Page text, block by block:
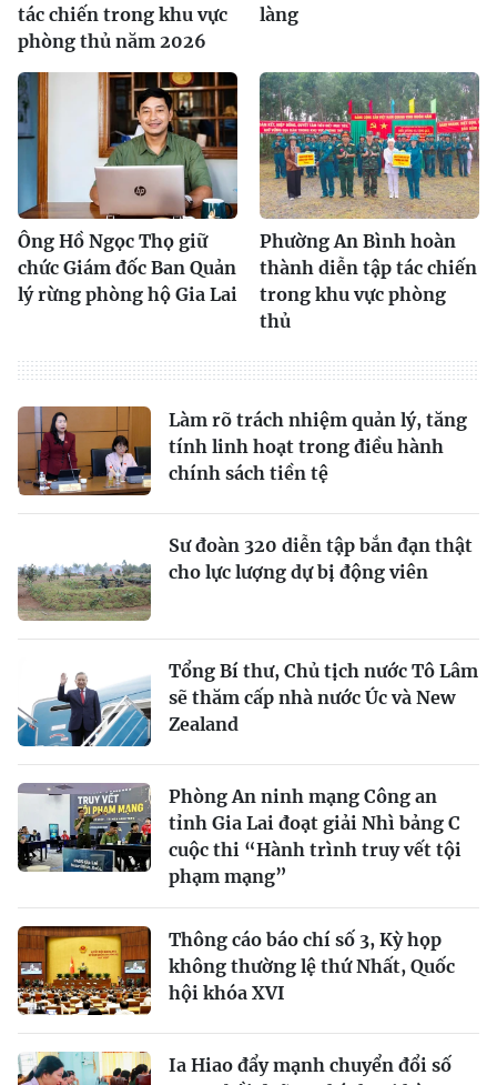
tác chiến trong khu vực
phòng thủ năm 2026
làng
Ông Hồ Ngọc Thọ giữ
chức Giám đốc Ban Quản
lý rừng phòng hộ Gia Lai
Phường An Bình hoàn
thành diễn tập tác chiến
trong khu vực phòng
thủ
Làm rõ trách nhiệm quản lý, tăng
tính linh hoạt trong điều hành
chính sách tiền tệ
Sư đoàn 320 diễn tập bắn đạn thật
cho lực lượng dự bị động viên
Tổng Bí thư, Chủ tịch nước Tô Lâm
sẽ thăm cấp nhà nước Úc và New
Zealand
Phòng An ninh mạng Công an
tỉnh Gia Lai đoạt giải Nhì bảng C
cuộc thi “Hành trình truy vết tội
phạm mạng”
Thông cáo báo chí số 3, Kỳ họp
không thường lệ thứ Nhất, Quốc
hội khóa XVI
Ia Hiao đẩy mạnh chuyển đổi số